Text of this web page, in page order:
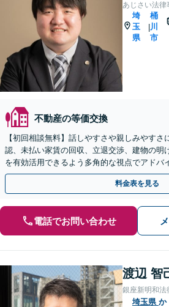
あじさい法律
埼
玉
県
|
桶
川
市
不動産の等価交換
【初回相談無料】話しやすさや親しみやす
認、未払い家賃の回収、立退交渉、建物の明
を有効活用できるよう多角的な視点でアドバ
6分】【オンライン相談OK】
料金表を見る
電話でお問い合わせ
渡辺 智
銀座新明和法
埼玉県 か